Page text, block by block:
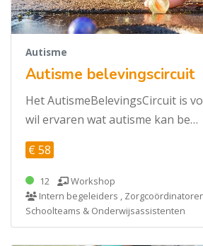
Autisme
Autisme belevingscircuit
Het AutismeBelevingsCircuit is
wil ervaren wat autisme kan be…
€ 58
12
Workshop
Intern begeleiders ,
Schoolteams & Onderwijsassistenten